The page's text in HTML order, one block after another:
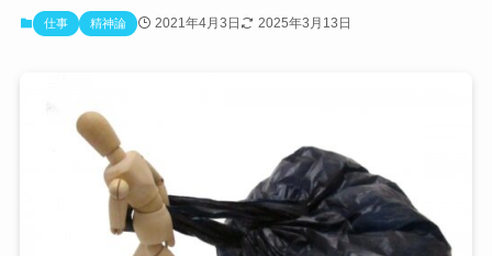
仕事 精神論 2021年4月3日 2025年3月13日